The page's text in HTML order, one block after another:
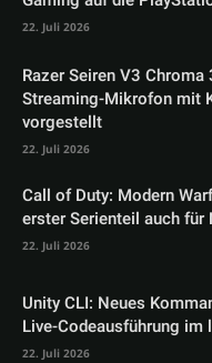
22. Juli 2026
Razer Seiren V3
Streaming-Mikrofon mit
vorgestellt
22. Juli 2026
Call of Duty: Modern
erster Serienteil auch für
22. Juli 2026
Unity CLI: Neues
Live-Codeausführung im
22. Juli 2026